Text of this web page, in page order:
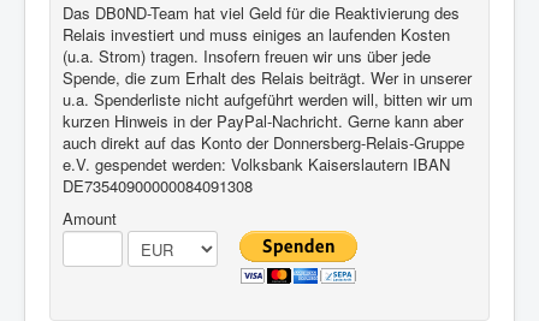
Das DB0ND-Team hat viel Geld für die Reaktivierung des
Relais investiert und muss einiges an laufenden Kosten
(u.a. Strom) tragen. Insofern freuen wir uns über jede
Spende, die zum Erhalt des Relais beiträgt. Wer in unserer
u.a. Spenderliste nicht aufgeführt werden will, bitten wir um
kurzen Hinweis in der PayPal-Nachricht. Gerne kann aber
auch direkt auf das Konto der Donnersberg-Relais-Gruppe
e.V. gespendet werden: Volksbank Kaiserslautern IBAN
DE73540900000084091308
Amount